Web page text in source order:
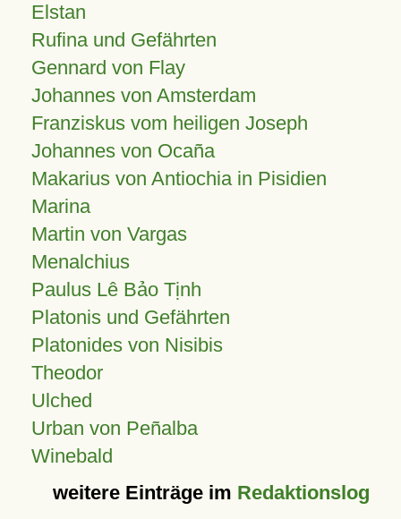
Elstan
Rufina und Gefährten
Gennard von Flay
Johannes von Amsterdam
Franziskus vom heiligen Joseph
Johannes von Ocaña
Makarius von Antiochia in Pisidien
Marina
Martin von Vargas
Menalchius
Paulus Lê Bảo Tịnh
Platonis und Gefährten
Platonides von Nisibis
Theodor
Ulched
Urban von Peñalba
Winebald
weitere Einträge im Redaktionslog